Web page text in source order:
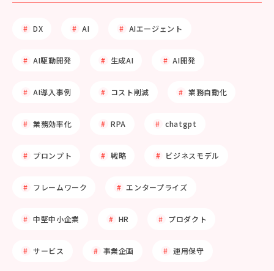
DX AI AIエージェント
AI駆動開発 生成AI AI開発
AI導入事例 コスト削減 業務自動化
業務効率化 RPA chatgpt
プロンプト 戦略 ビジネスモデル
フレームワーク エンタープライズ
中堅中小企業 HR プロダクト
サービス 事業企画 運用保守